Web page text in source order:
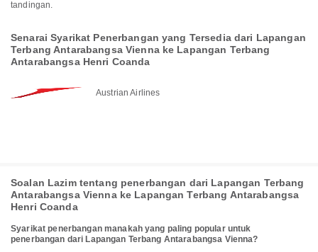
tandingan.
Senarai Syarikat Penerbangan yang Tersedia dari Lapangan
Terbang Antarabangsa Vienna ke Lapangan Terbang
Antarabangsa Henri Coanda
Austrian Airlines
Soalan Lazim tentang penerbangan dari Lapangan Terbang
Antarabangsa Vienna ke Lapangan Terbang Antarabangsa
Henri Coanda
Syarikat penerbangan manakah yang paling popular untuk
penerbangan dari Lapangan Terbang Antarabangsa Vienna?